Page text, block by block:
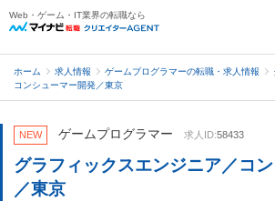
Web・ゲーム・IT業界の転職なら
ホーム 求人情報 ゲームプログラマーの転職・求人情報
コンシューマー開発／東京
NEW ゲームプログラマー 求人ID:58433
グラフィックスエンジニア／コ
／東京